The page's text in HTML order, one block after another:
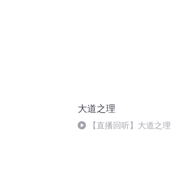
大道之理
【直播回听】大道之理